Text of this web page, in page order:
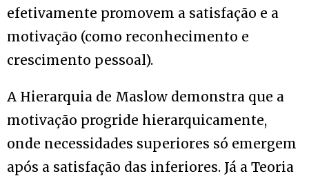
efetivamente promovem a satisfação e a
motivação (como reconhecimento e
crescimento pessoal).
A Hierarquia de Maslow demonstra que a
motivação progride hierarquicamente,
onde necessidades superiores só emergem
após a satisfação das inferiores. Já a Teoria